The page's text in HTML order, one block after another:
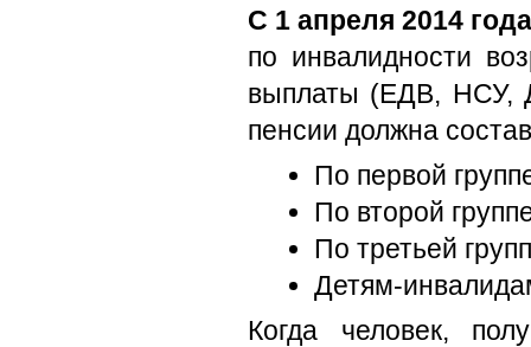
С 1 апреля 2014 года
по инвалидности
выплаты (ЕДВ, НСУ,
пенсии должна
По первой
По второй
По третьей
Детям-
Когда человек,